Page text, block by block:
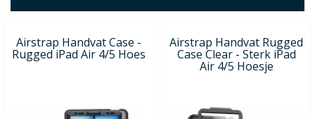
Airstrap Handvat Case -
Rugged iPad Air 4/5 Hoes
Airstrap Handvat Rugged
Case Clear - Sterk iPad
Air 4/5 Hoesje